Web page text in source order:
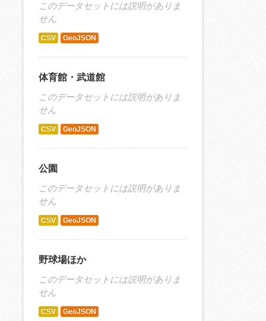
このデータセットには説明がありま
せん
CSV GeoJSON
体育館・武道館
このデータセットには説明がありま
せん
CSV GeoJSON
公園
このデータセットには説明がありま
せん
CSV GeoJSON
野球場ほか
このデータセットには説明がありま
せん
CSV GeoJSON